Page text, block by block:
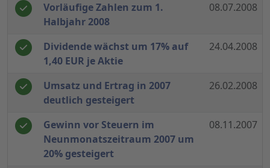
Vorläufige Zahlen zum 1.
Halbjahr 2008
08.07.2008
Dividende wächst um 17% auf
1,40 EUR je Aktie
24.04.2008
Umsatz und Ertrag in 2007
deutlich gesteigert
26.02.2008
Gewinn vor Steuern im
Neunmonatszeitraum 2007 um
20% gesteigert
08.11.2007